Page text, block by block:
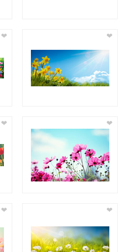
❤ ❤
❤ ❤
❤ ❤